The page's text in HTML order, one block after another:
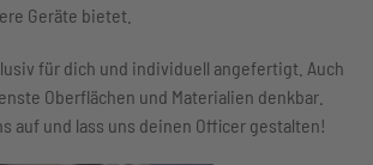
Geräte bietet.
für dich und individuell angefertigt. Auch
Oberflächen und Materialien denkbar.
auf und lass uns deinen Officer gestalten!